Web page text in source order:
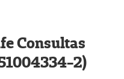
Consultas
2)